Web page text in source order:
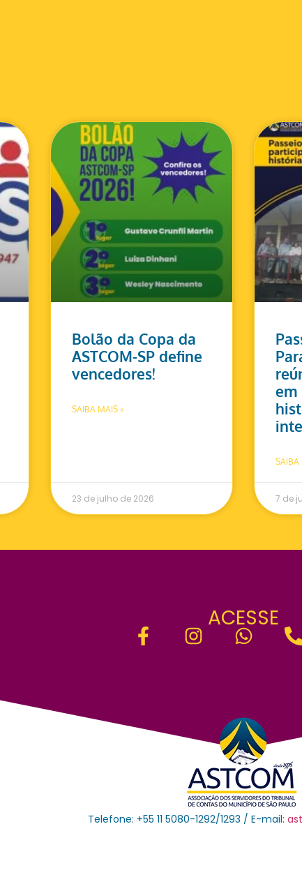
Bolão da Copa da
ASTCOM-SP define
vencedores!
SAIBA MAIS »
23 de julho de 2026
em
SAIBA
7 de
ACESSE
Telefone: +55 11 5080-1292/1293 / E-mail: